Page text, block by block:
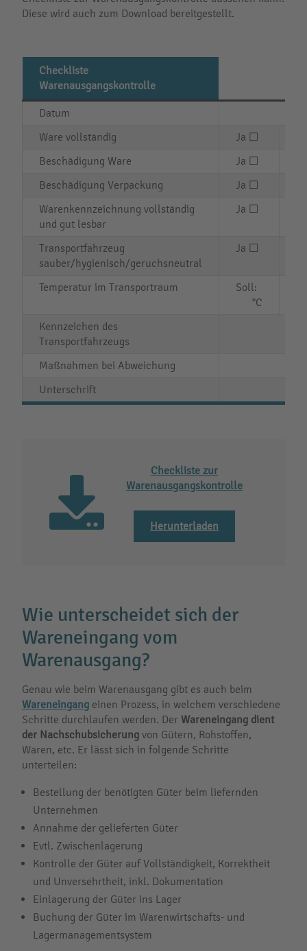
Diese wird auch zum Download bereitgestellt.
Checkliste
Warenausgangskontrolle
Datum
Ware vollständig
Ja ☐
Beschädigung Ware
Ja ☐
Beschädigung Verpackung
Ja ☐
Warenkennzeichnung vollständig
und gut lesbar
Ja ☐
Transportfahrzeug
sauber/hygienisch/geruchsneutral
Ja ☐
Temperatur im Transportraum
Soll:
°C
Kennzeichen des
Transportfahrzeugs
Maßnahmen bei Abweichung
Unterschrift
Checkliste zur
Warenausgangskontrolle
Herunterladen
Wie unterscheidet sich der
Wareneingang vom
Warenausgang?
Genau wie beim Warenausgang gibt es auch beim
Wareneingang einen Prozess, in welchem verschiedene
Schritte durchlaufen werden. Der Wareneingang dient
der Nachschubsicherung von Gütern, Rohstoffen,
Waren, etc. Er lässt sich in folgende Schritte
unterteilen:
Bestellung der benötigten Güter beim liefernden
Unternehmen
Annahme der gelieferten Güter
Evtl. Zwischenlagerung
Kontrolle der Güter auf Vollständigkeit, Korrektheit
und Unversehrtheit, inkl. Dokumentation
Einlagerung der Güter ins Lager
Buchung der Güter im Warenwirtschafts- und
Lagermanagementsystem